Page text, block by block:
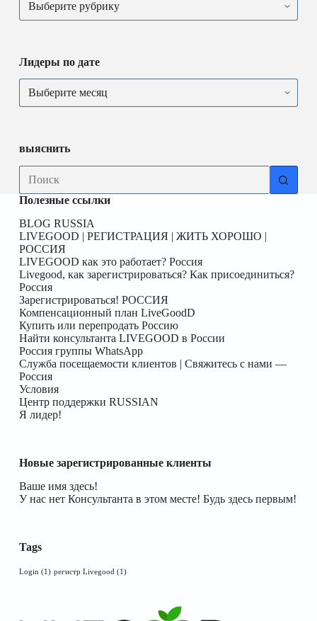
Лидеры по дате
выяснить
Полезные ссылки
BLOG RUSSIA
LIVEGOOD | РЕГИСТРАЦИЯ | ЖИТЬ ХОРОШО |
РОССИЯ
LIVEGOOD как это работает? Россия
Livegood, как зарегистрироваться? Как присоединиться?
Россия
Зарегистрироваться! РОССИЯ
Компенсационный план LiveGoodD
Купить или перепродать Россию
Найти консультанта LIVEGOOD в России
Россия группы WhatsApp
Служба посещаемости клиентов | Свяжитесь с нами —
Россия
Условия
Центр поддержки RUSSIAN
Я лидер!
Новые зарегистрированные клиенты
Ваше имя здесь!
У нас нет Консультанта в этом месте! Будь здесь первым!
Tags
Login (1) регистр Livegood (1)